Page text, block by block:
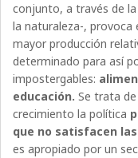
conjunto, a través de
la naturaleza-, provoca
mayor producción
determinado para así
impostergables:
educación. Se trata de
crecimiento la política
que no satisfacen
es apropiado por un